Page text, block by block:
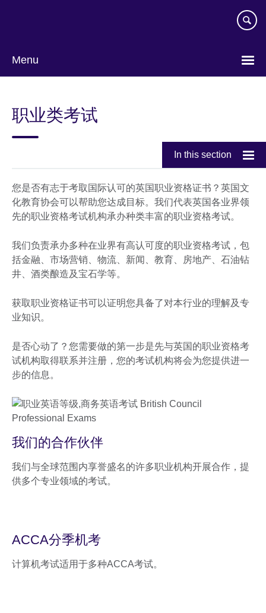
Menu
language
职业类考试
In this section
您是否有志于考取国际认可的英国职业资格证书？英国文
化教育协会可以帮助您达成目标。我们代表英国各业界领
先的职业资格考试机构承办种类丰富的职业资格考试。
我们负责承办多种在业界有高认可度的职业资格考试，包
括金融、市场营销、物流、新闻、教育、房地产、石油钻
井、酒类酿造及宝石学等。
获取职业资格证书可以证明您具备了对本行业的理解及专
业知识。
是否心动了？您需要做的第一步是先与英国的职业资格考
试机构取得联系并注册，您的考试机构将会为您提供进一
步的信息。
我们的合作伙伴
我们与全球范围内享誉盛名的许多职业机构开展合作，提
供多个专业领域的考试。
ACCA分季机考
计算机考试适用于多种ACCA考试。